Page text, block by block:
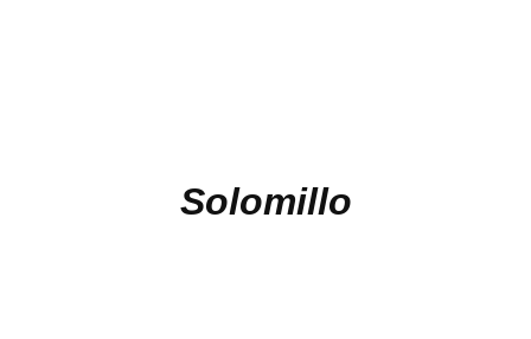
Solomillo